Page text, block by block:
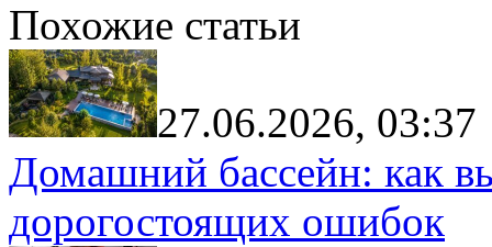
Похожие статьи
27.06.2026, 03:37
Домашний бассейн: как
дорогостоящих ошибок